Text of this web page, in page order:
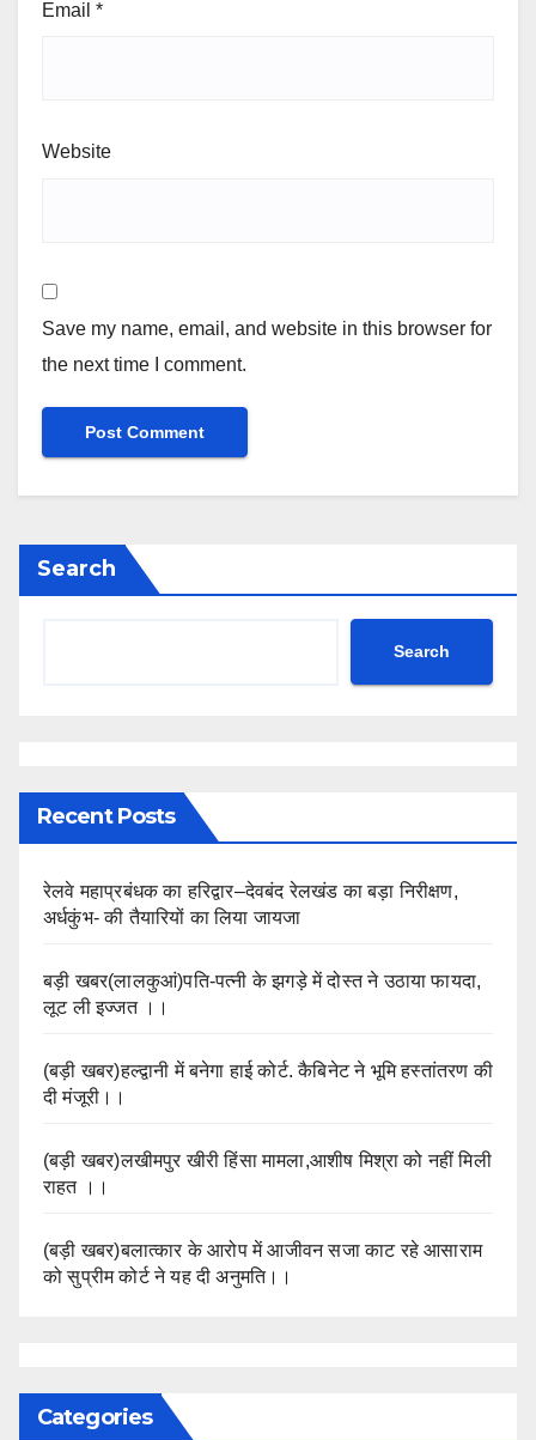
Email *
Website
Save my name, email, and website in this browser for
the next time I comment.
Search
Search
Recent Posts
रेलवे महाप्रबंधक का हरिद्वार–देवबंद रेलखंड का बड़ा निरीक्षण,
अर्धकुंभ- की तैयारियों का लिया जायजा
बड़ी खबर(लालकुआं)पति-पत्नी के झगड़े में दोस्त ने उठाया फायदा,
लूट ली इज्जत ।।
(बड़ी खबर)हल्द्वानी में बनेगा हाई कोर्ट. कैबिनेट ने भूमि हस्तांतरण की
दी मंजूरी।।
(बड़ी खबर)लखीमपुर खीरी हिंसा मामला,आशीष मिश्रा को नहीं मिली
राहत ।।
(बड़ी खबर)बलात्कार के आरोप में आजीवन सजा काट रहे आसाराम
को सुप्रीम कोर्ट ने यह दी अनुमति।।
Categories